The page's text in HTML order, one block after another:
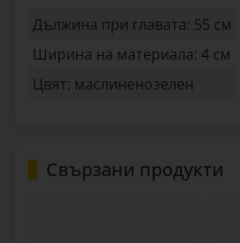
Дължина при главата: 55 см
Ширина на материала: 4 см
Цвят: маслиненозелен
Свързани продукти